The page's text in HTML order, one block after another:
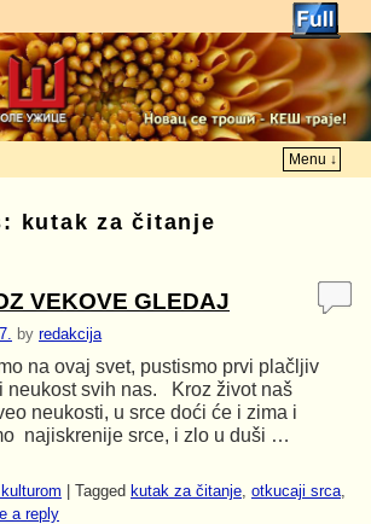
Menu ↓
kutak za čitanje
VEKOVE GLEDAJ
by redakcija
na ovaj svet, pustismo prvi plačljiv
neukost svih nas. Kroz život naš
neukosti, u srce doći će i zima i
najiskrenije srce, i zlo u duši …
Tagged kutak za čitanje, otkucaji srca,
a reply